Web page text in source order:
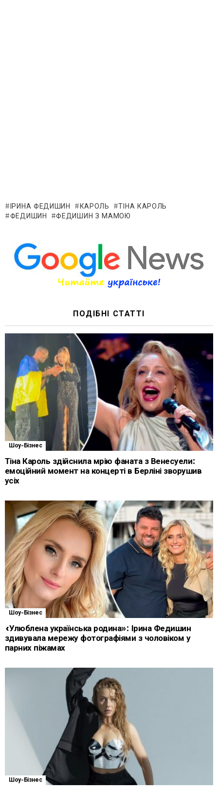
ІРИНА ФЕДИШИН КАРОЛЬ
ТІНА КАРОЛЬ
ФЕДИШИН
ФЕДИШИН З МАМОЮ
ПОДІБНІ СТАТТІ
Шоу-Бізнес
Тіна Кароль здійснила мрію фаната з Венесуели:
емоційний момент на концерті в Берліні зворушив
усіх
Шоу-Бізнес
«Улюблена українська родина»: Ірина Федишин
здивувала мережу фотографіями з чоловіком у
парних піжамах
Шоу-Бізнес